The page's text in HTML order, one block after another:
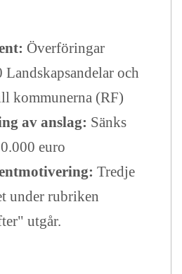
Överföringar
Landskapsandelar och
kommunerna (RF)
av anslag: Sänks
euro
Tredje
under rubriken
utgår.